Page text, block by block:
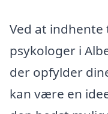
Ved at
psykologer i
der opfylder
kan være en